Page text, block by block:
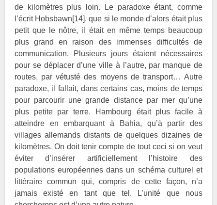
de kilomètres plus loin. Le paradoxe étant, comme
l’écrit Hobsbawn[14], que si le monde d’alors était plus
petit que le nôtre, il était en même temps beaucoup
plus grand en raison des immenses difficultés de
communication. Plusieurs jours étaient nécessaires
pour se déplacer d’une ville à l’autre, par manque de
routes, par vétusté des moyens de transport… Autre
paradoxe, il fallait, dans certains cas, moins de temps
pour parcourir une grande distance par mer qu’une
plus petite par terre. Hambourg était plus facile à
atteindre en embarquant à Bahia, qu’à partir des
villages allemands distants de quelques dizaines de
kilomètres. On doit tenir compte de tout ceci si on veut
éviter d’insérer artificiellement l’histoire des
populations européennes dans un schéma culturel et
littéraire commun qui, compris de cette façon, n’a
jamais existé en tant que tel. L’unité que nous